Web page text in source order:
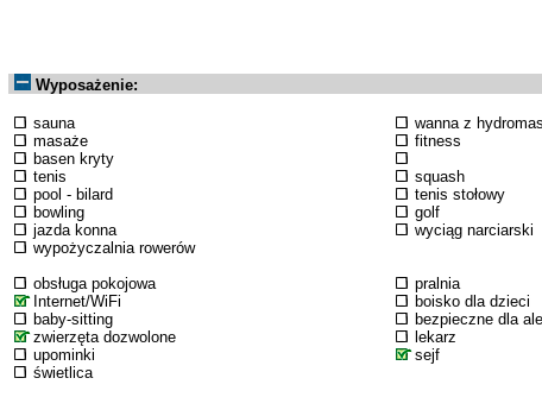
Wyposażenie:
sauna wanna z
masaże
fitness
basen kryty
tenis
squash
pool - bilard
tenis stołowy
bowling
golf
jazda konna
wyciąg narciarski
wypożyczalnia rowerów
obsługa pokojowa
pralnia
Internet/WiFi
boisko dla dzieci
baby-sitting
bezpieczne dla
zwierzęta dozwolone
lekarz
upominki
sejf
świetlica